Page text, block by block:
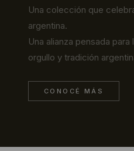
Una colección que
argentina.
Una alianza pensada
orgullo y tradición
CONOCÉ MÁS